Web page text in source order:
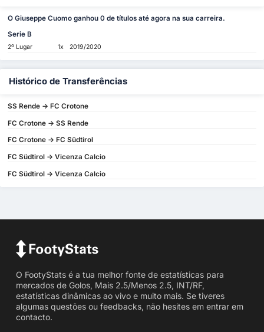
O Giuseppe Cuomo ganhou 0 de títulos até agora na sua carreira.
Serie B
2º Lugar 1x 2019/2020
Histórico de Transferências
SS Rende -> FC Crotone
FC Crotone -> SS Rende
FC Crotone -> FC Südtirol
FC Südtirol -> Vicenza Calcio
FC Südtirol -> Vicenza Calcio
O FootyStats é a tua melhor fonte de estatísticas para
mercados de Golos, Mais 2.5/Menos 2.5, INT/RF,
estatísticas dinâmicas ao vivo e muito mais. Se tiveres
algumas questões ou feedbacks, não hesites em entrar em
contacto.